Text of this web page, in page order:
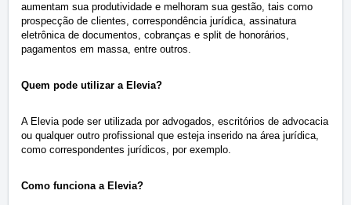
aumentam sua produtividade e melhoram sua gestão, tais como
prospecção de clientes, correspondência jurídica, assinatura
eletrônica de documentos, cobranças e split de honorários,
pagamentos em massa, entre outros.
Quem pode utilizar a Elevia?
A Elevia pode ser utilizada por advogados, escritórios de advocacia
ou qualquer outro profissional que esteja inserido na área jurídica,
como correspondentes jurídicos, por exemplo.
Como funciona a Elevia?